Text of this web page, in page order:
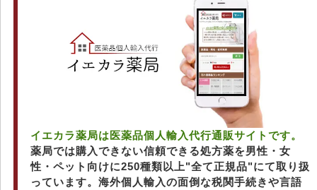
イエカラ薬局は医薬品個人輸入代行通販サイトです。
薬局では購入できない信頼できる処方薬を男性・女
性・ペット向けに250種類以上"全て正規品"にて取り扱
っています。海外個人輸入の面倒な税関手続きや言語